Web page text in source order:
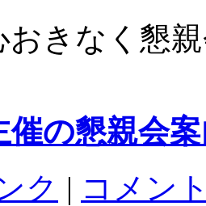
おきなく懇
催の懇親会
ク | コメン